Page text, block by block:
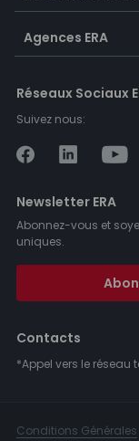
Agences ERA
Réseaux Sociaux
Suivez nous:
Newsletter ERA
Abonnez-vous et
uniques.
Contacts
*Appel vers le
Conditions Générales